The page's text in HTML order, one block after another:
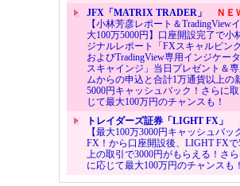
JFX「MATRIX TRADER」
ＮＥ
【小林芳彦レポート＆TradingView
大100万5000円】口座開設完了で小
ジナルレポート「FXスキャルピン
およびTradingView専用インジケー
スキャインジ」当日プレゼント＆
ムからの申込と合計1万通貨以上の
5000円キャッシュバック！さらに
じて最大100万円のチャンスも！
トレイダーズ証券「LIGHT FX」
【最大100万3000円キャッシュバッ
FX！から口座開設後、LIGHT FXで
上の取引で3000円がもらえる！さ
に応じて最大100万円のチャンスも！